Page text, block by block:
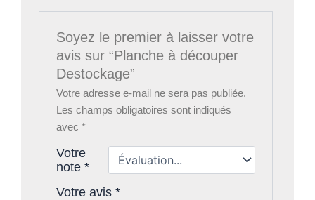
Soyez le premier à laisser votre
avis sur “Planche à découper
Destockage”
Votre adresse e-mail ne sera pas publiée.
Les champs obligatoires sont indiqués
avec*
Votre
note*
Votre avis*